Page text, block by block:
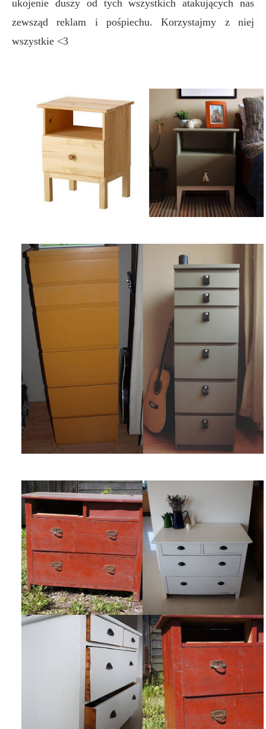
ukojenie duszy od tych wszystkich atakujących nas
zewsząd reklam i pośpiechu. Korzystajmy z niej
wszystkie <3